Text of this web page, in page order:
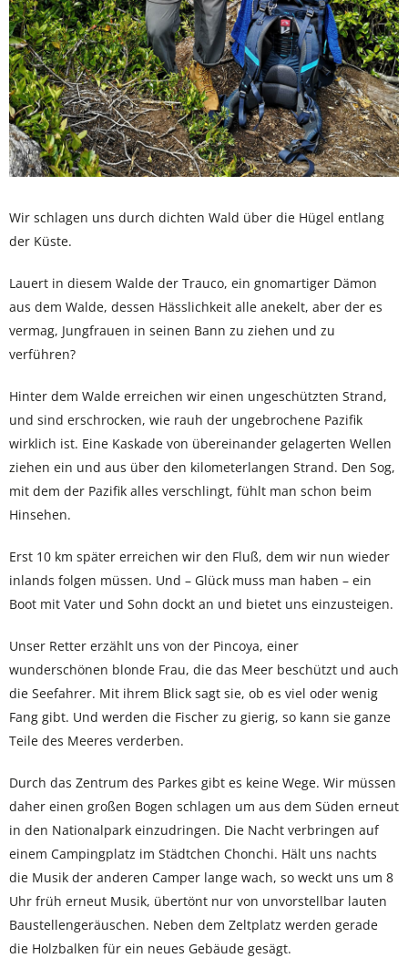
Wir schlagen uns durch dichten Wald über die Hügel entlang
der Küste.
Lauert in diesem Walde der Trauco, ein gnomartiger Dämon
aus dem Walde, dessen Hässlichkeit alle anekelt, aber der es
vermag, Jungfrauen in seinen Bann zu ziehen und zu
verführen?
Hinter dem Walde erreichen wir einen ungeschützten Strand,
und sind erschrocken, wie rauh der ungebrochene Pazifik
wirklich ist. Eine Kaskade von übereinander gelagerten Wellen
ziehen ein und aus über den kilometerlangen Strand. Den Sog,
mit dem der Pazifik alles verschlingt, fühlt man schon beim
Hinsehen.
Erst 10 km später erreichen wir den Fluß, dem wir nun wieder
inlands folgen müssen. Und – Glück muss man haben – ein
Boot mit Vater und Sohn dockt an und bietet uns einzusteigen.
Unser Retter erzählt uns von der Pincoya, einer
wunderschönen blonde Frau, die das Meer beschützt und auch
die Seefahrer. Mit ihrem Blick sagt sie, ob es viel oder wenig
Fang gibt. Und werden die Fischer zu gierig, so kann sie ganze
Teile des Meeres verderben.
Durch das Zentrum des Parkes gibt es keine Wege. Wir müssen
daher einen großen Bogen schlagen um aus dem Süden erneut
in den Nationalpark einzudringen. Die Nacht verbringen auf
einem Campingplatz im Städtchen Chonchi. Hält uns nachts
die Musik der anderen Camper lange wach, so weckt uns um 8
Uhr früh erneut Musik, übertönt nur von unvorstellbar lauten
Baustellengeräuschen. Neben dem Zeltplatz werden gerade
die Holzbalken für ein neues Gebäude gesägt.